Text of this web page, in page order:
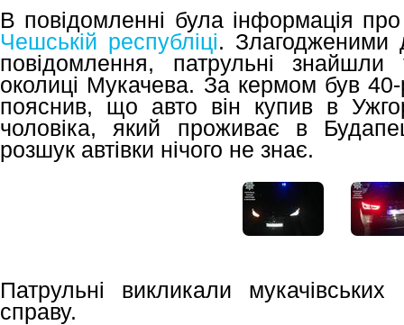
В повідомленні була інформація
Чешській республіці. Злагодженими
повідомлення, патрульні
околиці Мукачева. За кермом був 40-
пояснив, що авто він купив в
чоловіка, який проживає в
розшук автівки нічого не знає.
Патрульні викликали
справу.